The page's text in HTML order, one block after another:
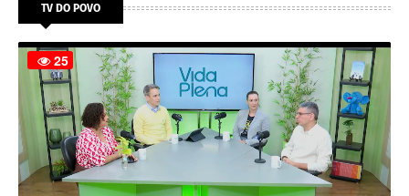
TV DO POVO